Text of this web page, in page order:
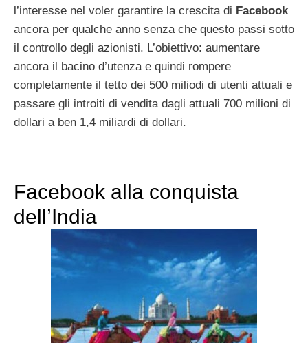
l’interesse nel voler garantire la crescita di Facebook
ancora per qualche anno senza che questo passi sotto
il controllo degli azionisti. L’obiettivo: aumentare
ancora il bacino d’utenza e quindi rompere
completamente il tetto dei 500 miliodi di utenti attuali e
passare gli introiti di vendita dagli attuali 700 milioni di
dollari a ben 1,4 miliardi di dollari.
Facebook alla conquista
dell’India